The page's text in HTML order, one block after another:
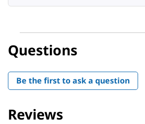
Questions
Be the first to ask a question
Reviews